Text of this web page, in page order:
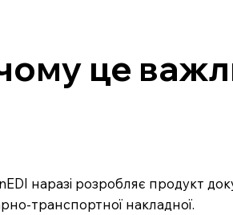
це
наразі розробляє продукт
транспортної накладної.